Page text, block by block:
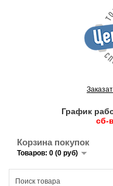
График
сб-
Корзина покупок
Товаров: 0 (0 руб)